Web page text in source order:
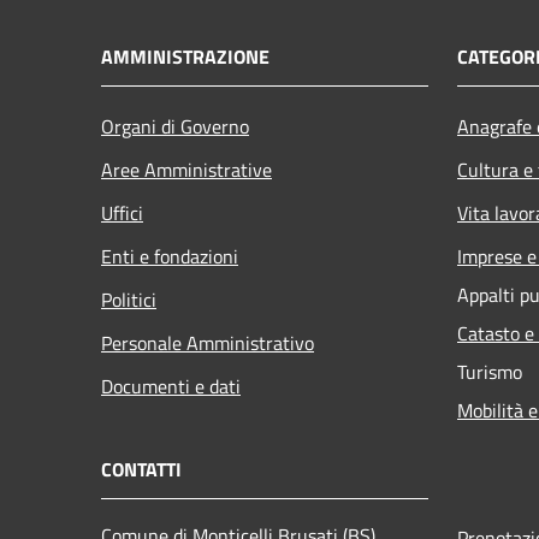
AMMINISTRAZIONE
Organi di Governo
Aree Amministrative
Uffici
Enti e fondazioni
Politici
Personale Amministrativo
Documenti e dati
Cultura
Vita
Imprese
Appalti
Catasto
Turismo
Mobilità
CONTATTI